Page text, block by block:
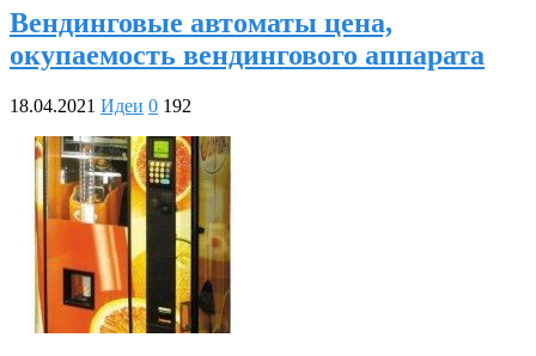
Вендинговые автоматы цена,
окупаемость вендингового аппарата
18.04.2021 Идеи 0 192